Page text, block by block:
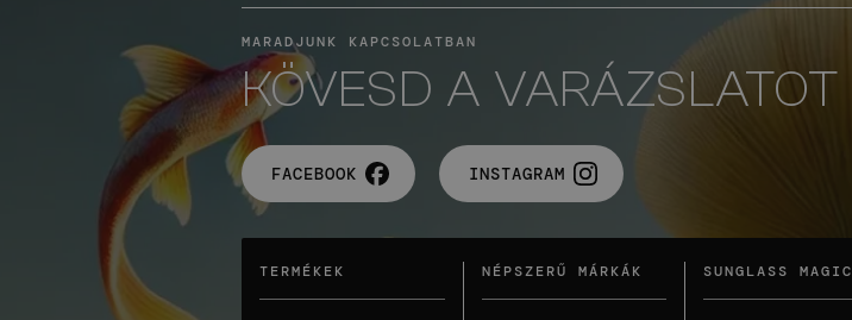
MARADJUNK KAPCSOLATBAN
KÖVESD A VARÁZSLATOT
FACEBOOK INSTAGRAM
TERMÉKEK NÉPSZERŰ MÁRKÁK SUNGLASS MAGIC